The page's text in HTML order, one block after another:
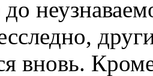
до
вновь.